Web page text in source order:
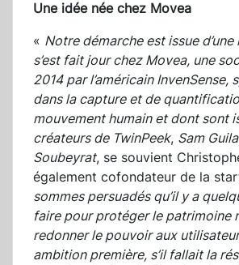
Une idée née chez Movea
« Notre démarche est issue
s’est fait jour chez Movea, une
2014 par l’américain InvenSense,
dans la capture et de
mouvement humain et dont sont
créateurs de TwinPeek, Sam
Soubeyrat, se souvient
également cofondateur de la
sommes persuadés qu’il y a
faire pour protéger le patrimoine
redonner le pouvoir aux
ambition première, s’il fallait la